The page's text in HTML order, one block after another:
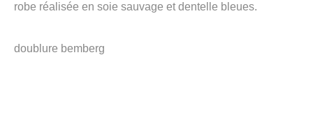
robe réalisée en soie sauvage et dentelle bleues.
doublure bemberg